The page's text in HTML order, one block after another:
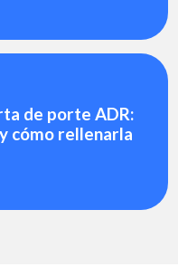
de porte ADR:
cómo rellenarla